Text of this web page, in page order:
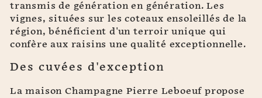
transmis de génération en génération. Les
vignes, situées sur les coteaux ensoleillés de la
région, bénéficient d'un terroir unique qui
confère aux raisins une qualité exceptionnelle.
Des cuvées d'exception
La maison Champagne Pierre Leboeuf propose